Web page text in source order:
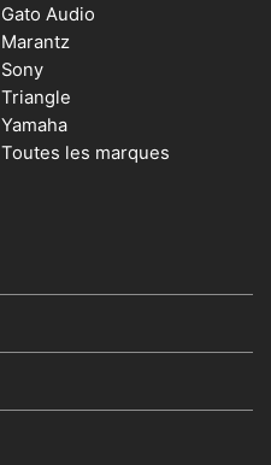
Gato Audio
Marantz
Sony
Triangle
Yamaha
Toutes les marques